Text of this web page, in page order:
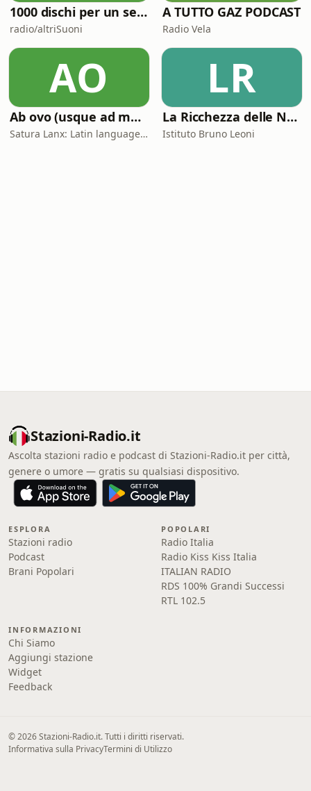
1000 dischi per un secolo
radio/altriSuoni
A TUTTO GAZ PODCAST
Radio Vela
AO
Ab ovo (usque ad mala)
Satura Lanx: Latin language and literature for beginners.
LR
La Ricchezza delle Nazioni
Istituto Bruno Leoni
Stazioni-Radio.it
Ascolta stazioni radio e podcast di Stazioni-Radio.it per città,
genere o umore — gratis su qualsiasi dispositivo.
ESPLORA
Stazioni radio
Podcast
Brani Popolari
POPOLARI
Radio Italia
Radio Kiss Kiss Italia
ITALIAN RADIO
RDS 100% Grandi Successi
RTL 102.5
INFORMAZIONI
Chi Siamo
Aggiungi stazione
Widget
Feedback
© 2026 Stazioni-Radio.it. Tutti i diritti riservati.
Informativa sulla PrivacyTermini di Utilizzo